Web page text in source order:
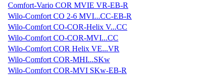
Comfort-Vario COR MVIE VR-EB-R
Wilo-Comfort CO 2-6 MVI...CC-EB-R
Wilo-Comfort CO-COR-Helix V...CC
Wilo-Comfort CO-COR-MVI...CC
Wilo-Comfort COR Helix VE...VR
Wilo-Comfort COR-MHI...SKw
Wilo-Comfort COR-MVI SKw-EB-R